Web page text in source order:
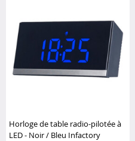
Horloge de table radio-pilotée à
LED - Noir / Bleu Infactory